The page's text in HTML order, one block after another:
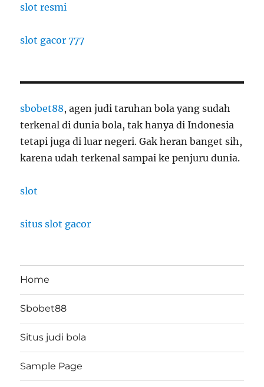
slot resmi
slot gacor 777
sbobet88, agen judi taruhan bola yang sudah
terkenal di dunia bola, tak hanya di Indonesia
tetapi juga di luar negeri. Gak heran banget sih,
karena udah terkenal sampai ke penjuru dunia.
slot
situs slot gacor
Home
Sbobet88
Situs judi bola
Sample Page